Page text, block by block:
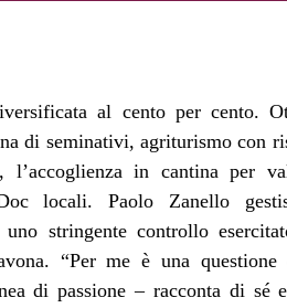
al cento per cento.
di seminativi, agriturismo con
l’accoglienza in cantina per
locali. Paolo Zanello
stringente controllo
“Per me è una
di passione – racconta di sé
gli consentono di
non ci sono vigneti, e
rifornirsi di vino. Trovarlo in
cantina escono circa quindici
doc espressione di tutto
di quanto fatto dagli
casalese, ad ‘Angiulin’